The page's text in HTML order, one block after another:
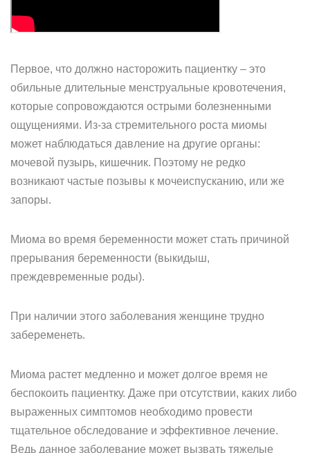
Первое, что должно насторожить пациентку – это
обильные длительные менструальные кровотечения,
которые сопровождаются острыми болезненными
ощущениями. Из-за стремительного роста миомы
может наблюдаться давление на другие органы:
мочевой пузырь, кишечник. Поэтому не редко
возникают частые позывы к мочеиспусканию, или же
запоры.
Миома во время беременности может стать причиной
прерывания беременности (выкидыш,
преждевременные роды).
При наличии этого заболевания женщине трудно
забеременеть.
Миома растет медленно и может долгое время не
беспокоить пациентку. Даже при отсутствии, каких либо
выраженных симптомов необходимо провести
тщательное обследование и эффективное лечение.
Ведь данное заболевание может вызвать тяжелые